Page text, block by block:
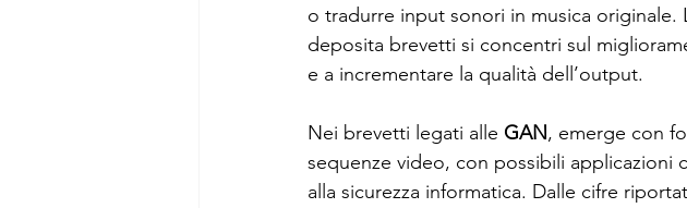
o tradurre input sonori in musica originale.
deposita brevetti si concentri sul
e a incrementare la qualità dell’output.
Nei brevetti legati alle GAN, emerge con
sequenze video, con possibili applicazioni
alla sicurezza informatica. Dalle cifre